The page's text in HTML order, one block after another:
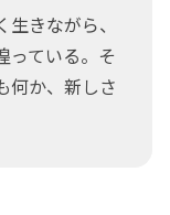
きながら、
っている。そ
何か、新しさ